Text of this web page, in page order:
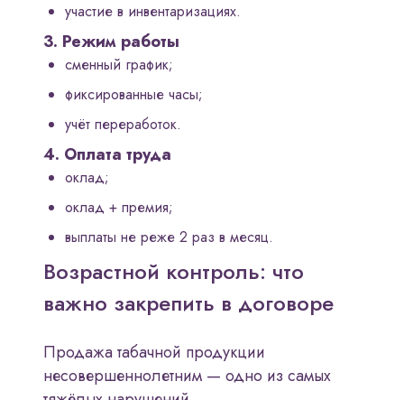
участие в инвентаризациях.
3. Режим работы
сменный график;
фиксированные часы;
учёт переработок.
4. Оплата труда
оклад;
оклад + премия;
выплаты не реже 2 раз в месяц.
Возрастной контроль: что
важно закрепить в договоре
Продажа табачной продукции
несовершеннолетним — одно из самых